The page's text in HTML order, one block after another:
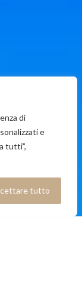
di
e
tutti”,
tutto